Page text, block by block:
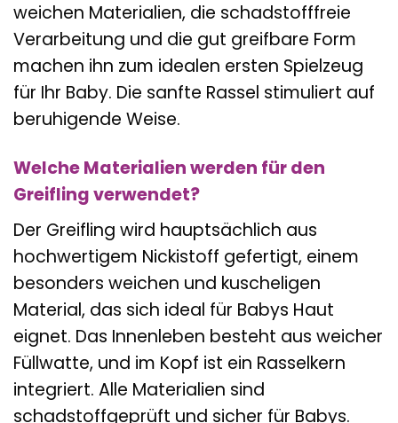
weichen Materialien, die schadstofffreie
Verarbeitung und die gut greifbare Form
machen ihn zum idealen ersten Spielzeug
für Ihr Baby. Die sanfte Rassel stimuliert auf
beruhigende Weise.
Welche Materialien werden für den
Greifling verwendet?
Der Greifling wird hauptsächlich aus
hochwertigem Nickistoff gefertigt, einem
besonders weichen und kuscheligen
Material, das sich ideal für Babys Haut
eignet. Das Innenleben besteht aus weicher
Füllwatte, und im Kopf ist ein Rasselkern
integriert. Alle Materialien sind
schadstoffgeprüft und sicher für Babys.